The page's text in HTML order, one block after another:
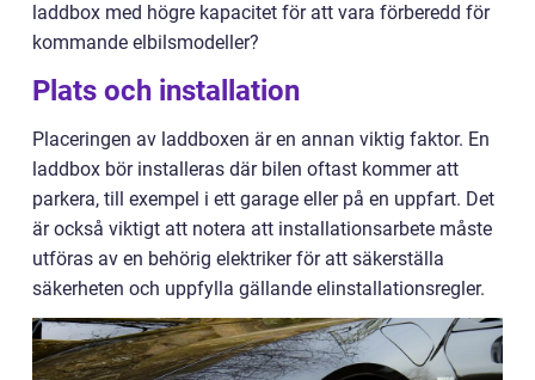
laddbox med högre kapacitet för att vara förberedd för
kommande elbilsmodeller?
Plats och installation
Placeringen av laddboxen är en annan viktig faktor. En
laddbox bör installeras där bilen oftast kommer att
parkera, till exempel i ett garage eller på en uppfart. Det
är också viktigt att notera att installationsarbete måste
utföras av en behörig elektriker för att säkerställa
säkerheten och uppfylla gällande elinstallationsregler.